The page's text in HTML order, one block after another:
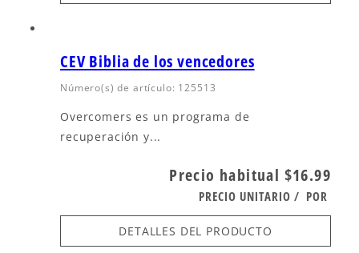
CEV Biblia de los vencedores
Número(s) de artículo: 125513
Overcomers es un programa de
recuperación y...
Precio habitual $16.99
PRECIO UNITARIO / POR
DETALLES DEL PRODUCTO